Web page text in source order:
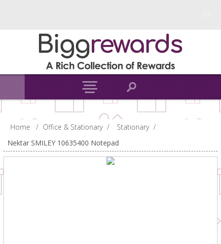
Home / Office & Stationary / Stationary /
Nektar SMILEY 10635400 Notepad